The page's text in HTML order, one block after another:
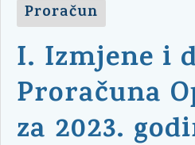
Proračun
I. Izmjene i
Proračuna
za 2023.